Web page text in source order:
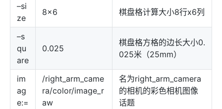
–si
ze
8x6 棋盘格计算大小8行x6列
–s
qu
are
0.025
棋盘格方格的边长大小0.
025米（25mm）
im
ag
e:=
/right_arm_came
ra/color/image_r
aw
名为right_arm_camera
的相机的彩色相机图像
话题